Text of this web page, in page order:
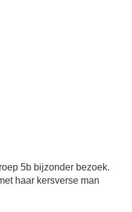
5b bijzonder bezoek.
haar kersverse man